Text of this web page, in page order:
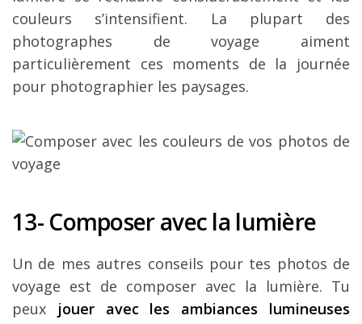
couleurs s’intensifient. La plupart des
photographes de voyage aiment
particulièrement ces moments de la journée
pour photographier les paysages.
13- Composer avec la lumière
Un de mes autres conseils pour tes photos de
voyage est de composer avec la lumière. Tu
peux jouer avec les ambiances lumineuses